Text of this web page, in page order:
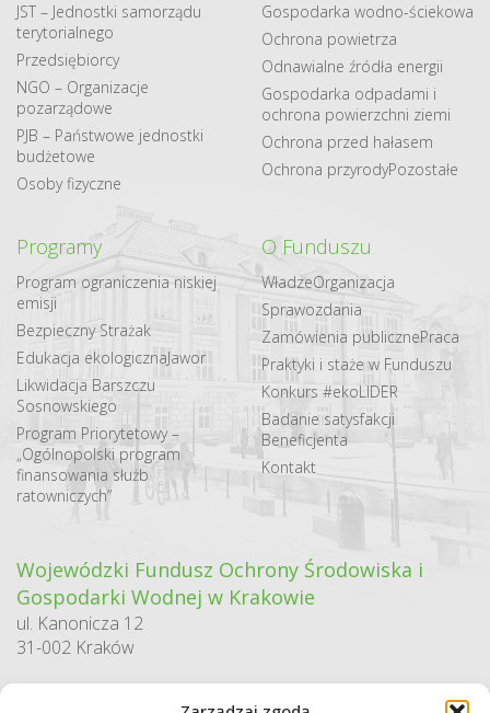
JST – Jednostki samorządu
terytorialnego
Przedsiębiorcy
NGO – Organizacje
pozarządowe
PJB – Państwowe jednostki
budżetowe
Osoby fizyczne
Gospodarka​ wodno​-ściekowa
Ochrona powietrza
Odnawialne​ źródła​ energii
Gospodarka odpadami i
ochrona powierzchni ziemi
Ochrona przed hałasem
Ochrona przyrodyPozostałe
Programy
Program ograniczenia niskiej
emisji
Bezpieczny Strażak
Edukacja ekologicznaJawor
Likwidacja Barszczu
Sosnowskiego
Program Priorytetowy –
„Ogólnopolski program
finansowania służb
ratowniczych”
O Funduszu
WładzeOrganizacja
Sprawozdania
Zamówienia publicznePraca
Praktyki i staże w Funduszu
Konkurs #ekoLIDER
Badanie satysfakcji
Beneficjenta
Kontakt
Wojewódzki Fundusz Ochrony Środowiska i
Gospodarki Wodnej w Krakowie
ul. Kanonicza 12
31-002 Kraków